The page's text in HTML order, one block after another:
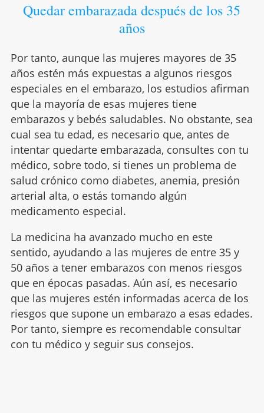
Quedar embarazada después de los 35
años
Por tanto, aunque las mujeres mayores de 35
años estén más expuestas a algunos riesgos
especiales en el embarazo, los estudios afirman
que la mayoría de esas mujeres tiene
embarazos y bebés saludables. No obstante, sea
cual sea tu edad, es necesario que, antes de
intentar quedarte embarazada, consultes con tu
médico, sobre todo, si tienes un problema de
salud crónico como diabetes, anemia, presión
arterial alta, o estás tomando algún
medicamento especial.
La medicina ha avanzado mucho en este
sentido, ayudando a las mujeres de entre 35 y
50 años a tener embarazos con menos riesgos
que en épocas pasadas. Aún así, es necesario
que las mujeres estén informadas acerca de los
riesgos que supone un embarazo a esas edades.
Por tanto, siempre es recomendable consultar
con tu médico y seguir sus consejos.